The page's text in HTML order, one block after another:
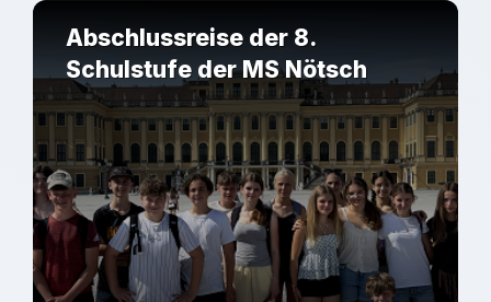
Abschlussreise der 8.
Schulstufe der MS Nötsch